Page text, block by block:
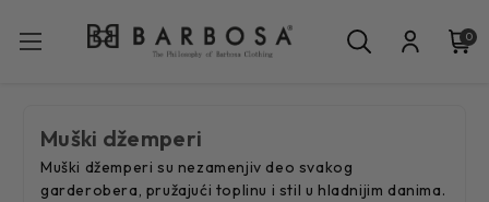
0
Muški džemperi
Muški džemperi su nezamenjiv deo svakog
garderobera, pružajući toplinu i stil u hladnijim danima.